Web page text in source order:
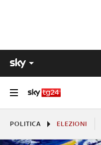
POLITICA ELEZIONI